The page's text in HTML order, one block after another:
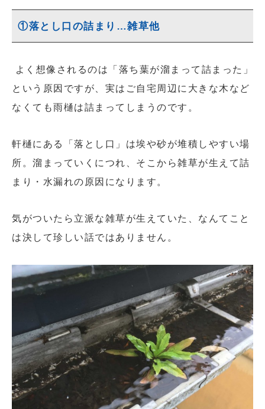
①落とし口の詰まり…雑草他
よく想像されるのは「落ち葉が溜まって詰まった」
という原因ですが、実はご自宅周辺に大きな木など
なくても雨樋は詰まってしまうのです。
軒樋にある「落とし口」は埃や砂が堆積しやすい場
所。溜まっていくにつれ、そこから雑草が生えて詰
まり・水漏れの原因になります。
気がついたら立派な雑草が生えていた、なんてこと
は決して珍しい話ではありません。